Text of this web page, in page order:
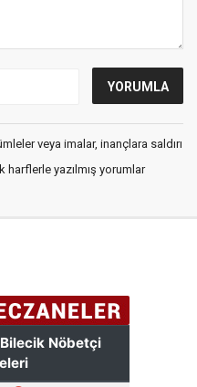
veya imalar, inançlara saldırı
harflerle yazılmış yorumlar